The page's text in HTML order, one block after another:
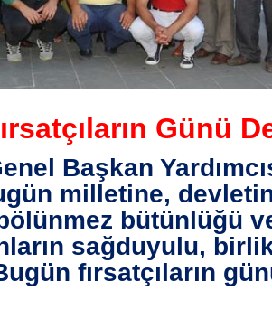
Günü
Başkan
milletine,
bütünlüğü
sağduyulu,
fırsatçıların